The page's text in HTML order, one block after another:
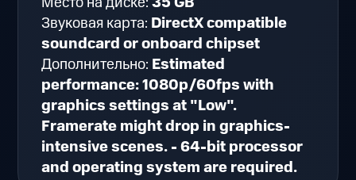
Звуковая карта: DirectX compatible
soundcard or onboard chipset
Дополнительно: Estimated
performance: 1080p/60fps with
graphics settings at "Low".
Framerate might drop in graphics-
intensive scenes. - 64-bit processor
and operating system are required.